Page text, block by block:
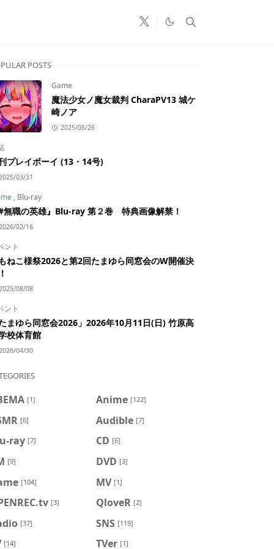
POSTS
Game
魔法少女ノ魔女裁判 CharaPV13 城ケ
崎ノア
2025/06/26
プレイボーイ (13・14号)
03/31
, Blu-ray
無職の英雄』Blu-ray 第２巻 特典画像解禁！
02/16
ント
ねこ様祭2026と第2回たまゆら同窓会のW開催決
08/08
ント
まゆら同窓会2026」2026年10月11日(日) 竹原高
校体育館
04/30
[1] Anime [122]
[6] Audible [7]
ray [7] CD [6]
[9] DVD [3]
[104] MV [1]
[3] QloveR [2]
[37] SNS [119]
[14] TVer [1]